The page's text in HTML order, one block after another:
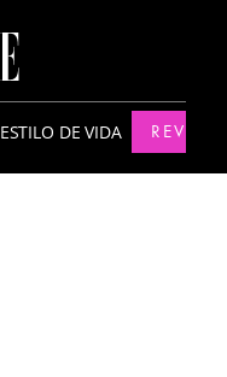
ESTILO DE VIDA